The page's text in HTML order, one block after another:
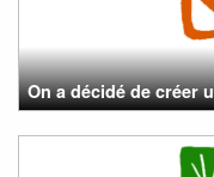
On a décidé de créer